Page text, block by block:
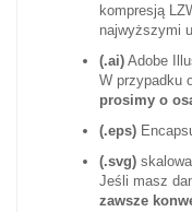
kompresją
najwyższymi
(.ai) Adobe
W przypadku
prosimy o
(.eps)
(.svg)
Jeśli masz
zawsze